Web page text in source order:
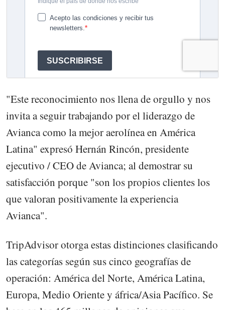
"Este reconocimiento nos llena de orgullo y nos
invita a seguir trabajando por el liderazgo de
Avianca como la mejor aerolínea en América
Latina" expresó Hernán Rincón, presidente
ejecutivo / CEO de Avianca; al demostrar su
satisfacción porque "son los propios clientes los
que valoran positivamente la experiencia
Avianca".
TripAdvisor otorga estas distinciones clasificando
las categorías según sus cinco geografías de
operación: América del Norte, América Latina,
Europa, Medio Oriente y áfrica/Asia Pacífico. Se